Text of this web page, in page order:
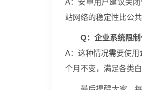
A：安卓用户建议关
站网络的稳定性比公共
Q：企业系统限制
A：这种情况需要使用
个月不变，满足各类白